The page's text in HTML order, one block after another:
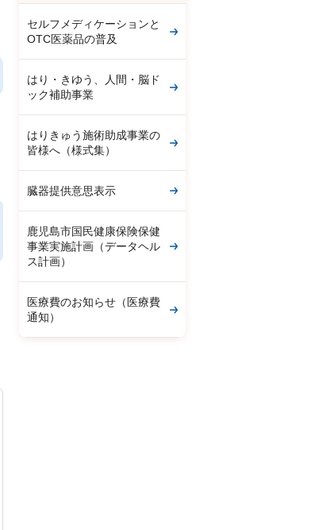
セルフメディケーションと
OTC医薬品の普及
はり・きゆう、人間・脳ド
ック補助事業
はりきゅう施術助成事業の
皆様へ（様式集）
臓器提供意思表示
鹿児島市国民健康保険保健
事業実施計画（データヘル
ス計画）
医療費のお知らせ（医療費
通知）